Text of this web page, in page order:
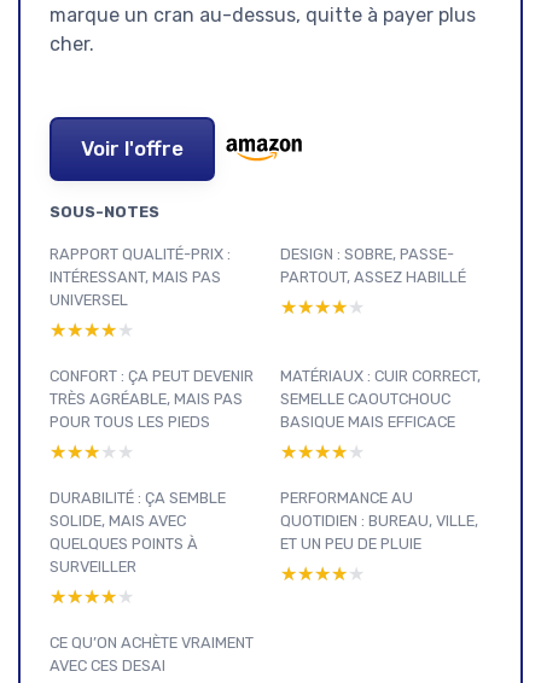
marque un cran au-dessus, quitte à payer plus
cher.
Voir l'offre
SOUS-NOTES
RAPPORT QUALITÉ-PRIX :
INTÉRESSANT, MAIS PAS
UNIVERSEL
★★★★★
★★★★★
DESIGN : SOBRE, PASSE-
PARTOUT, ASSEZ HABILLÉ
★★★★★
★★★★★
CONFORT : ÇA PEUT DEVENIR
TRÈS AGRÉABLE, MAIS PAS
POUR TOUS LES PIEDS
★★★★★
★★★★★
MATÉRIAUX : CUIR CORRECT,
SEMELLE CAOUTCHOUC
BASIQUE MAIS EFFICACE
★★★★★
★★★★★
DURABILITÉ : ÇA SEMBLE
SOLIDE, MAIS AVEC
QUELQUES POINTS À
SURVEILLER
★★★★★
★★★★★
PERFORMANCE AU
QUOTIDIEN : BUREAU, VILLE,
ET UN PEU DE PLUIE
★★★★★
★★★★★
CE QU’ON ACHÈTE VRAIMENT
AVEC CES DESAI